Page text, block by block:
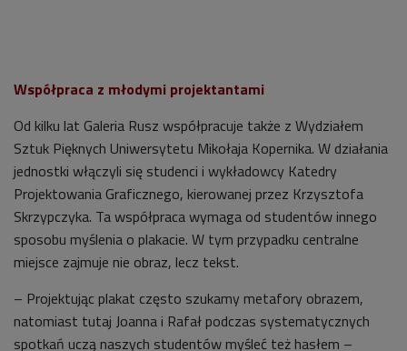
Współpraca z młodymi projektantami
Od kilku lat Galeria Rusz współpracuje także z Wydziałem
Sztuk Pięknych Uniwersytetu Mikołaja Kopernika. W działania
jednostki włączyli się studenci i wykładowcy Katedry
Projektowania Graficznego, kierowanej przez Krzysztofa
Skrzypczyka. Ta współpraca wymaga od studentów innego
sposobu myślenia o plakacie. W tym przypadku centralne
miejsce zajmuje nie obraz, lecz tekst.
– Projektując plakat często szukamy metafory obrazem,
natomiast tutaj Joanna i Rafał podczas systematycznych
spotkań uczą naszych studentów myśleć też hasłem –